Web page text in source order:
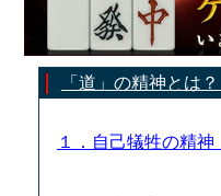
「道」の精神とは
１．自己犠牲の精